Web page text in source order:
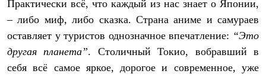
Рубашки
Футболки
Толстовки
Брюки
Термобелье
Теплое термобелье
Практически всё, что каждый из нас знает о Японии,
– либо миф, либо сказка. Страна аниме и самураев
оставляет у туристов однозначное впечатление: “Это
другая планета”. Столичный Токио, вобравший в
себя всё самое яркое, дорогое и современное, уже